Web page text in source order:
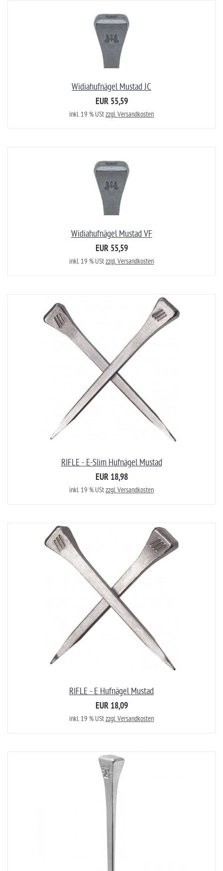
Widiahufnägel Mustad JC
EUR 55,59
inkl. 19 % UStzzgl. Versandkosten
Widiahufnägel Mustad VF
EUR 55,59
inkl. 19 % UStzzgl. Versandkosten
RIFLE - E-Slim Hufnägel Mustad
EUR 18,98
inkl. 19 % UStzzgl. Versandkosten
RIFLE - E Hufnägel Mustad
EUR 18,09
inkl. 19 % UStzzgl. Versandkosten